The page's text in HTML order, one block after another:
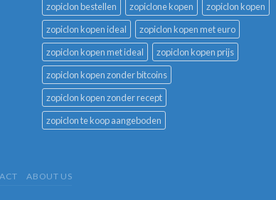
zopiclon bestellen
zopiclone kopen
zopiclon kopen
zopiclon kopen ideal
zopiclon kopen met euro
zopiclon kopen met ideal
zopiclon kopen prijs
zopiclon kopen zonder bitcoins
zopiclon kopen zonder recept
zopiclon te koop aangeboden
ABOUT US